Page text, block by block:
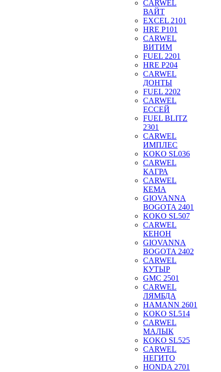
CARWEL
ВАЙТ
EXCEL 2101
HRE P101
CARWEL
ВИТИМ
FUEL 2201
HRE P204
CARWEL
ДОНТЫ
FUEL 2202
CARWEL
ЕССЕЙ
FUEL BLITZ
2301
CARWEL
ИМПЛЕС
KOKO SL036
CARWEL
КАГРА
CARWEL
КЕМА
GIOVANNA
BOGOTA 2401
KOKO SL507
CARWEL
КЕНОН
GIOVANNA
BOGOTA 2402
CARWEL
КУТЫР
GMC 2501
CARWEL
ЛЯМБДА
HAMANN 2601
KOKO SL514
CARWEL
МАЛЫК
KOKO SL525
CARWEL
НЕГИТО
HONDA 2701